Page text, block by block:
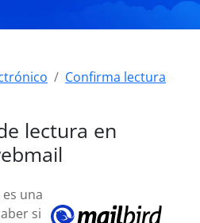
Confirma lectura
lectura en
una
si